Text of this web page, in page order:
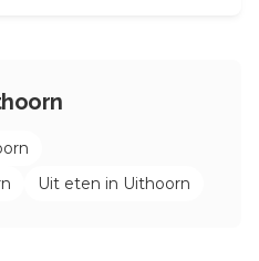
Uit eten in Uithoorn